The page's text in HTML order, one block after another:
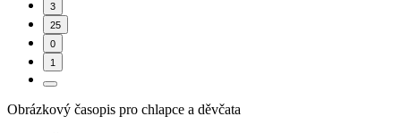
3
25
0
1
Obrázkový časopis pro chlapce a děvčata